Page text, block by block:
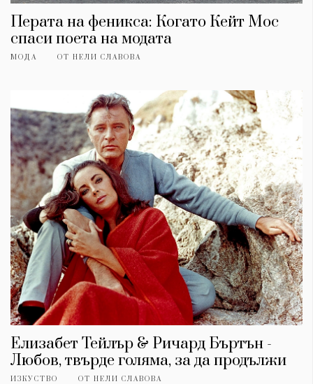
Перата на феникса: Когато Кейт Мос
спаси поета на модата
МОДА ОТ НЕЛИ СЛАВОВА
Елизабет Тейлър & Ричард Бъртън -
Любов, твърде голяма, за да продължи
ИЗКУСТВО ОТ НЕЛИ СЛАВОВА